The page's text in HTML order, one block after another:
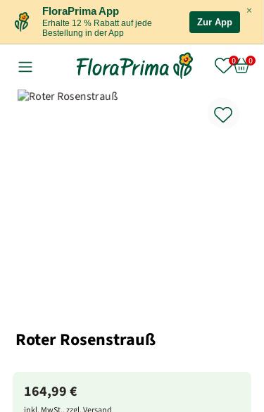
×
FloraPrima App
Erhalte 12 % Rabatt auf jede
Bestellung in der App
Zur App
Roter Rosenstrauß
164,99 €